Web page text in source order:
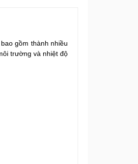
gồm thành nhiều
trường và nhiệt độ